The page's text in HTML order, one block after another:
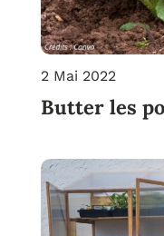
Butter les
2 Mai 2022